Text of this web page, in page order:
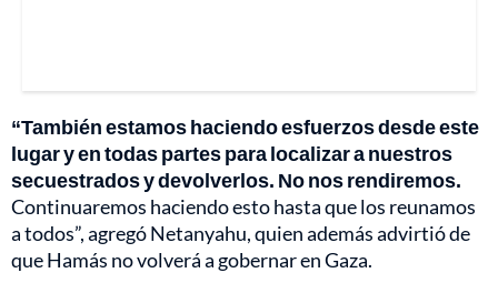
“También estamos haciendo esfuerzos desde este
lugar y en todas partes para localizar a nuestros
secuestrados y devolverlos. No nos rendiremos.
Continuaremos haciendo esto hasta que los reunamos
a todos”, agregó Netanyahu, quien además advirtió de
que Hamás no volverá a gobernar en Gaza.